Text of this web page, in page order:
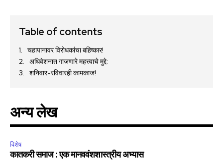
Table of contents
चहापानावर विरोधकांचा बहिष्कार!
अधिवेशनात गाजणारे महत्त्वाचे मुद्दे:
शनिवार-रविवारही कामकाज!
अन्य लेख
विशेष
कातकरी समाज : एक मानववंशशास्त्रीय अभ्यास